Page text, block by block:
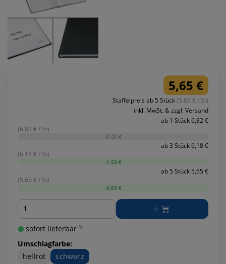
5,65 €
Staffelpreis ab 5 Stück(5.65 € / St)
inkl. MwSt. & zzgl. Versand
ab 1 Stück 6,82 €
(6.82 € / St)
-0,00 €
ab 3 Stück 6,18 €
(6.18 € / St)
-1,93 €
ab 5 Stück 5,65 €
(5.65 € / St)
-5,83 €
Menge
sofort lieferbar ¹⁾
Umschlagfarbe:
hellrot
schwarz